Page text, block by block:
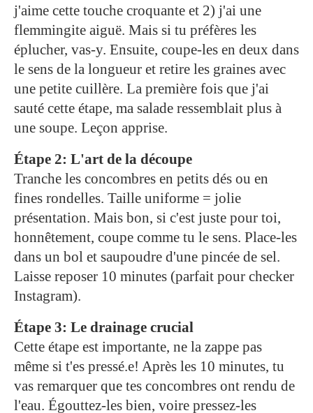
j'aime cette touche croquante et 2) j'ai une
flemmingite aiguë. Mais si tu préfères les
éplucher, vas-y. Ensuite, coupe-les en deux dans
le sens de la longueur et retire les graines avec
une petite cuillère. La première fois que j'ai
sauté cette étape, ma salade ressemblait plus à
une soupe. Leçon apprise.
Étape 2: L'art de la découpe
Tranche les concombres en petits dés ou en
fines rondelles. Taille uniforme = jolie
présentation. Mais bon, si c'est juste pour toi,
honnêtement, coupe comme tu le sens. Place-les
dans un bol et saupoudre d'une pincée de sel.
Laisse reposer 10 minutes (parfait pour checker
Instagram).
Étape 3: Le drainage crucial
Cette étape est importante, ne la zappe pas
même si t'es pressé.e! Après les 10 minutes, tu
vas remarquer que tes concombres ont rendu de
l'eau. Égouttez-les bien, voire pressez-les